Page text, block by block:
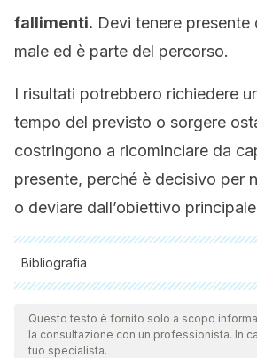
fallimenti. Devi tenere presente
male ed è parte del percorso.
I risultati potrebbero richiedere
tempo del previsto o sorgere
costringono a ricominciare da
presente, perché è decisivo per
o deviare dall’obiettivo
Bibliografia
Tutte le fonti citate sono state
team per garantirne la qualità,
validità. La bibliografia di questo articolo
Questo testo è fornito solo a scopo
la consultazione con un professionista. In
tuo specialista.